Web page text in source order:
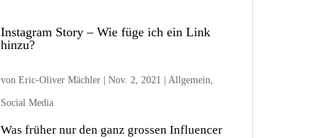
Instagram Story – Wie füge ich ein Link
hinzu?
vonEric-Oliver Mächler |Nov. 2, 2021 |Allgemein,
Social Media
Was früher nur den ganz grossen Influencer